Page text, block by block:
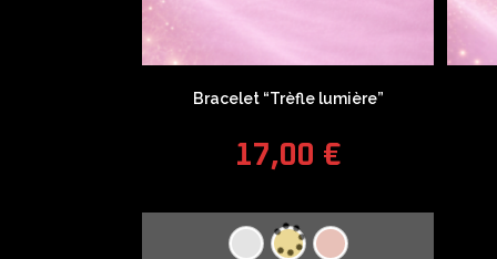
Bracelet “Trèfle lumière”
17,00 €